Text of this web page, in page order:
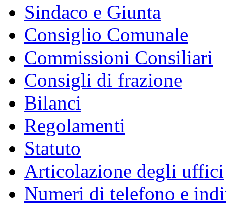
Sindaco e Giunta
Consiglio Comunale
Commissioni Consiliari
Consigli di frazione
Bilanci
Regolamenti
Statuto
Articolazione degli uffici
Numeri di telefono e